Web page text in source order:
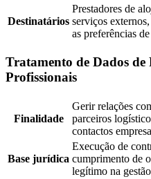
Destinatários
Prestadores de
serviços
as preferências
Tratamento de Dados de
Profissionais
Finalidade
Gerir relações
parceiros
contactos
Base jurídica
Execução de
cumprimento de
legítimo na